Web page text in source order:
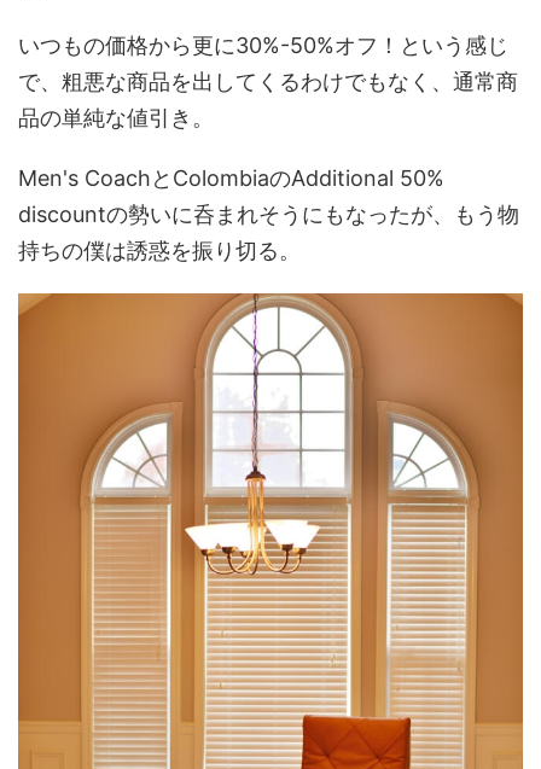
いつもの価格から更に30%-50%オフ！という感じ
で、粗悪な商品を出してくるわけでもなく、通常商
品の単純な値引き。
Men's CoachとColombiaのAdditional 50%
discountの勢いに呑まれそうにもなったが、もう物
持ちの僕は誘惑を振り切る。